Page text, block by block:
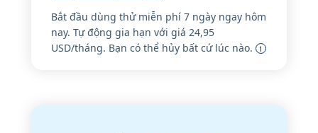
Bắt đầu dùng thử miễn phí 7 ngày ngay hôm
nay. Tự động gia hạn với giá 24,95
USD/tháng. Bạn có thể hủy bất cứ lúc nào.